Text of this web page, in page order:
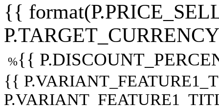
{{
%{{
{{